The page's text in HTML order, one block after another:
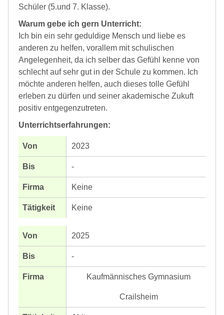
Schüler (5.und 7. Klasse).
Warum gebe ich gern Unterricht:
Ich bin ein sehr geduldige Mensch und liebe es
anderen zu helfen, vorallem mit schulischen
Angelegenheit, da ich selber das Gefühl kenne von
schlecht auf sehr gut in der Schule zu kommen. Ich
möchte anderen helfen, auch dieses tolle Gefühl
erleben zu dürfen und seiner akademische Zukuft
positiv entgegenzutreten.
Unterrichtserfahrungen:
2023
-
Keine
Keine
2025
-
Kaufmännisches Gymnasium
Crailsheim